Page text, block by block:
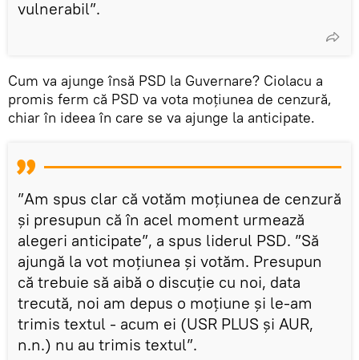
vulnerabil”.
Cum va ajunge însă PSD la Guvernare? Ciolacu a
promis ferm că PSD va vota moţiunea de cenzură,
chiar în ideea în care se va ajunge la anticipate.
”Am spus clar că votăm moţiunea de cenzură
şi presupun că în acel moment urmează
alegeri anticipate”, a spus liderul PSD. ”Să
ajungă la vot moţiunea şi votăm. Presupun
că trebuie să aibă o discuţie cu noi, data
trecută, noi am depus o moţiune şi le-am
trimis textul - acum ei (USR PLUS și AUR,
n.n.) nu au trimis textul”.